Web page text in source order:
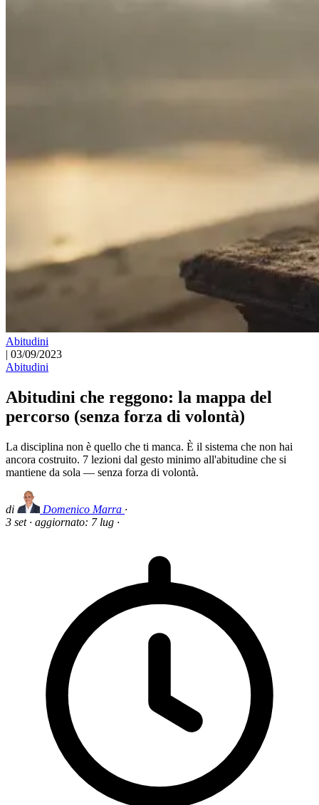
Abitudini
| 03/09/2023
Abitudini
Abitudini che reggono: la mappa del
percorso (senza forza di volontà)
La disciplina non è quello che ti manca. È il sistema che non hai
ancora costruito. 7 lezioni dal gesto minimo all'abitudine che si
mantiene da sola — senza forza di volontà.
di Domenico Marra ·
3 set · aggiornato: 7 lug ·